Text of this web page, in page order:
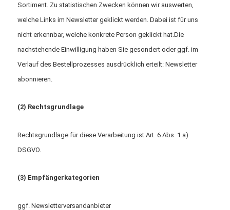
Sortiment. Zu statistischen Zwecken können wir auswerten,
welche Links im Newsletter geklickt werden. Dabei ist für uns
nicht erkennbar, welche konkrete Person geklickt hat.Die
nachstehende Einwilligung haben Sie gesondert oder ggf. im
Verlauf des Bestellprozesses ausdrücklich erteilt: Newsletter
abonnieren.
(2) Rechtsgrundlage
Rechtsgrundlage für diese Verarbeitung ist Art. 6 Abs. 1 a)
DSGVO.
(3) Empfängerkategorien
ggf. Newsletterversandanbieter